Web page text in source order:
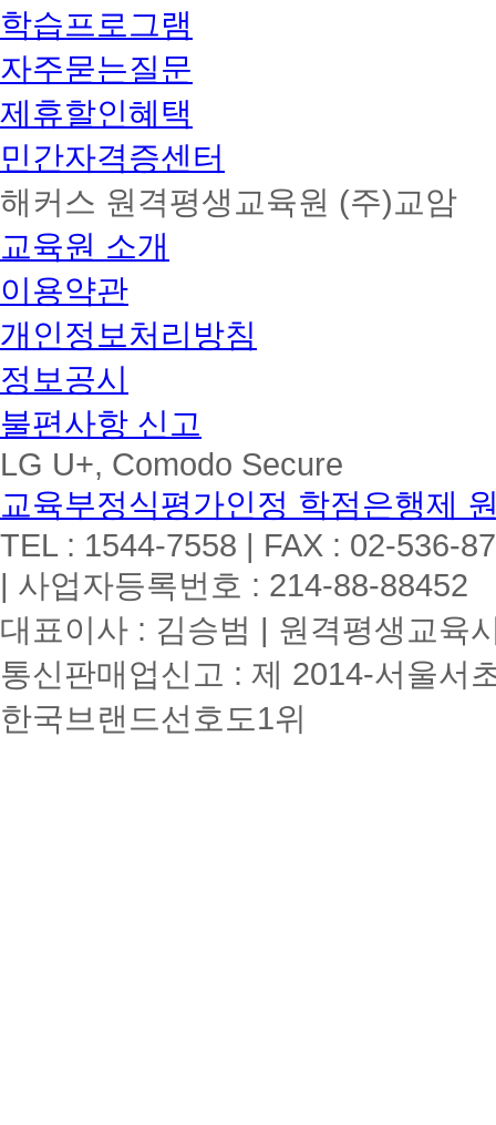
학습프로그램
자주묻는질문
제휴할인혜택
민간자격증센터
해커스 원격평생교육원 (주)교암
교육원 소개
이용약관
개인정보처리방침
정보공시
불편사항 신고
LG U+, Comodo Secure
교육부정식평가인정 학점은행제
TEL : 1544-7558 | FAX : 02-536-
| 사업자등록번호 : 214-88-88452
대표이사 : 김승범 | 원격평생교육
통신판매업신고 : 제 2014-서울서
한국브랜드선호도1위